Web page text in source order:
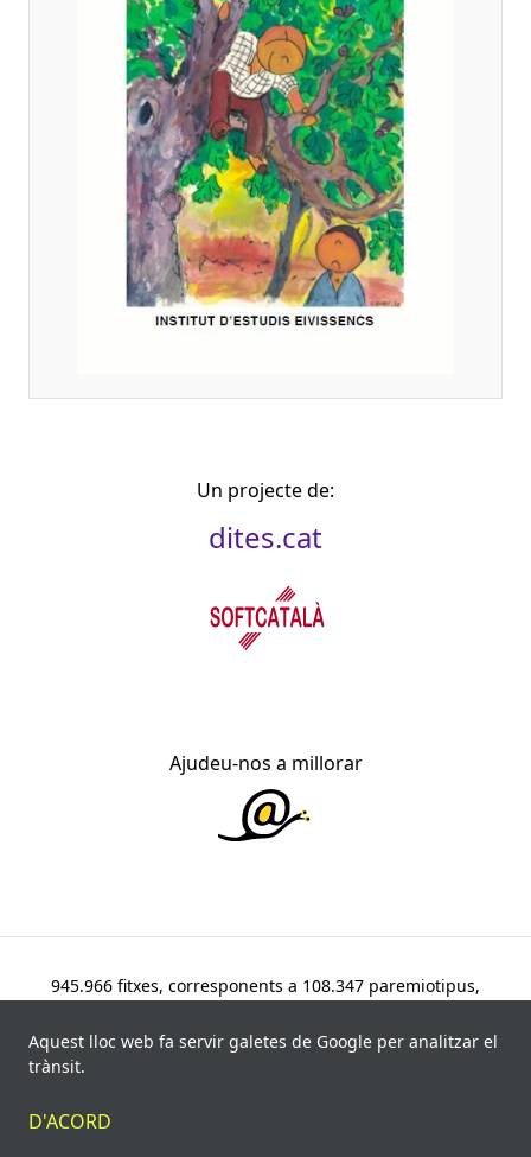
Un projecte de:
dites.cat
Ajudeu-nos a millorar
945.966 fitxes, corresponents a 108.347 paremiotipus,
actualització: 11 de juliol de 2026
Aquest lloc web fa servir galetes de Google per analitzar el
trànsit.
D'ACORD